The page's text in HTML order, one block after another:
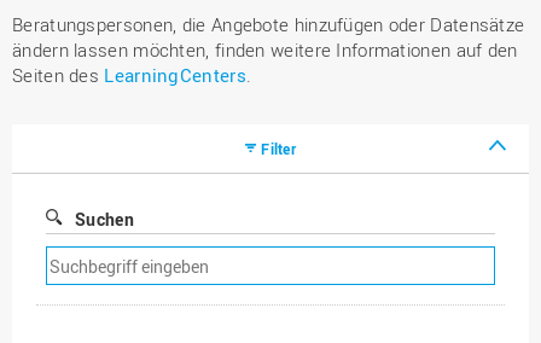
Beratungspersonen, die Angebote hinzufügen oder Datensätze
ändern lassen möchten, finden weitere Informationen auf den
Seiten des LearningCenters
Filter
Suchen
Suchfilter
entfernen